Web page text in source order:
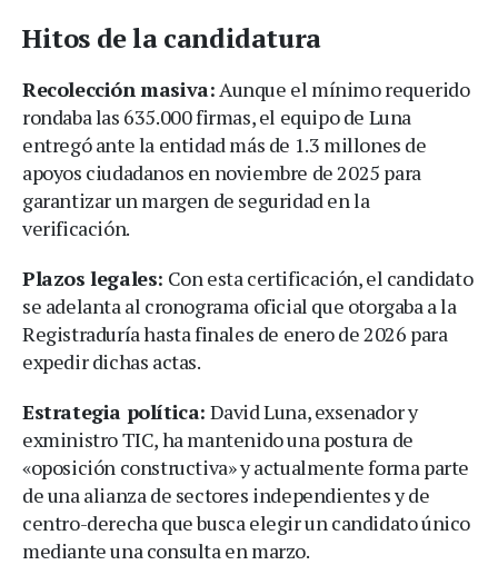
Hitos de la candidatura
Recolección masiva:Aunque el mínimo requerido
rondaba las 635.000 firmas, el equipo de Luna
entregó ante la entidad más de 1.3 millones de
apoyos ciudadanos en noviembre de 2025 para
garantizar un margen de seguridad en la
verificación.
Plazos legales: Con esta certificación, el candidato
se adelanta al cronograma oficial que otorgaba a la
Registraduría hasta finales de enero de 2026 para
expedir dichas actas.
Estrategia política: David Luna, exsenador y
exministro TIC, ha mantenido una postura de
«oposición constructiva» y actualmente forma parte
de una alianza de sectores independientes y de
centro-derecha que busca elegir un candidato único
mediante una consulta en marzo.